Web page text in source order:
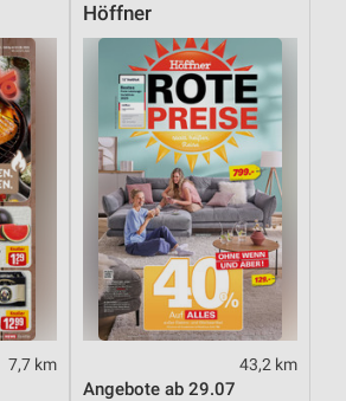
7,7 km
Höffner
43,2 km
Angebote ab 29.07